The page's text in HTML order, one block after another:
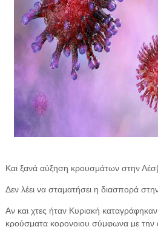
Και ξανά αύξηση κρουσμάτων στην
Δεν λέει να σταματήσει η διασπορά
Αν και χτες ήταν Κυριακή
κρούσματα κορονοιου σύμφωνα με